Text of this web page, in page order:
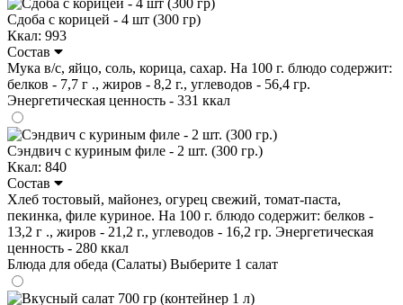
Сдоба с корицей - 4 шт (300 гр)
Ккал: 993
Состав
Мука в/с, яйцо, соль, корица, сахар. На 100 г. блюдо содержит:
белков - 7,7 г ., жиров - 8,2 г., углеводов - 56,4 гр.
Энергетическая ценность - 331 ккал
Сэндвич с куриным филе - 2 шт. (300 гр.)
Ккал: 840
Состав
Хлеб тостовый, майонез, огурец свежий, томат-паста,
пекинка, филе куриное. На 100 г. блюдо содержит: белков -
13,2 г ., жиров - 21,2 г., углеводов - 16,2 гр. Энергетическая
ценность - 280 ккал
Блюда для обеда (Салаты) Выберите 1 салат